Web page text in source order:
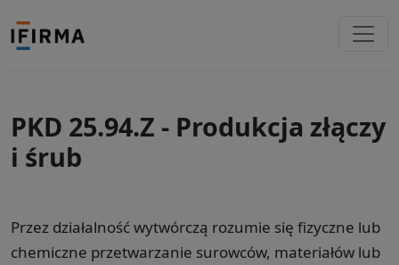
PKD 25.94.Z - Produkcja złączy
i śrub
Przez działalność wytwórczą rozumie się fizyczne lub
chemiczne przetwarzanie surowców, materiałów lub